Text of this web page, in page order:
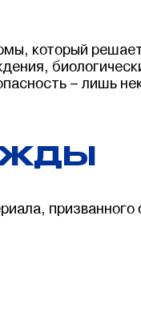
который
– лишь